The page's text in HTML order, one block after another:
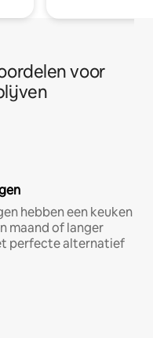
voor
hebben een keuken
maand of langer
perfecte alternatief